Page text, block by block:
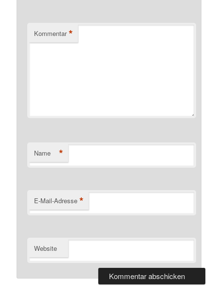
Kommentar *
Name *
E-Mail-Adresse *
Website